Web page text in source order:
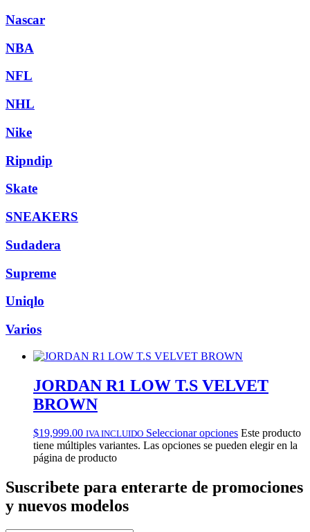
Nascar
NBA
NFL
NHL
Nike
Ripndip
Skate
SNEAKERS
Sudadera
Supreme
Uniqlo
Varios
JORDAN R1 LOW T.S VELVET
BROWN
$19,999.00 IVA INCLUIDO Seleccionar opciones Este producto
tiene múltiples variantes. Las opciones se pueden elegir en la
página de producto
Suscribete para enterarte de promociones
y nuevos modelos